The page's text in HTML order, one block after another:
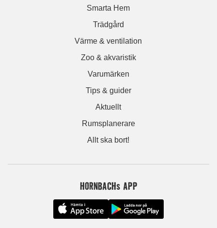
Smarta Hem
Trädgård
Värme & ventilation
Zoo & akvaristik
Varumärken
Tips & guider
Aktuellt
Rumsplanerare
Allt ska bort!
HORNBACHs APP